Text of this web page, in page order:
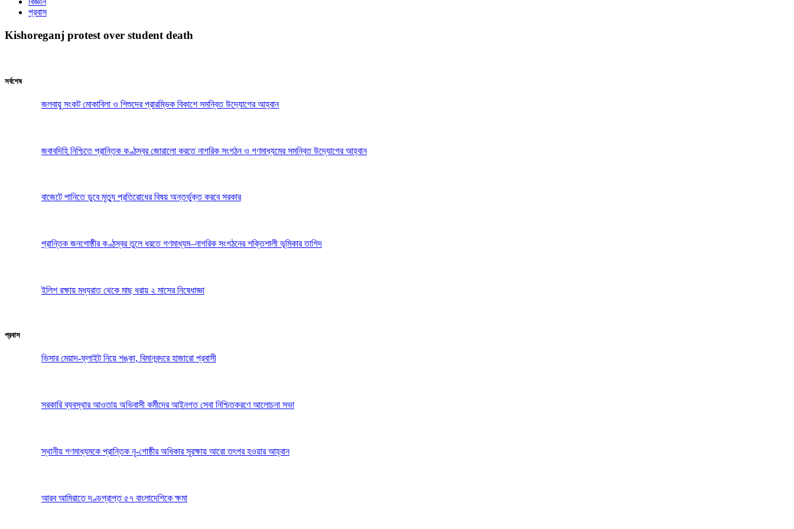
প্রবাস
Kishoreganj protest over student death
সর্বশেষ
জলবায়ু সংকট মোকাবিলা ও শিশুদের প্রারম্ভিক বিকাশে সমন্বিত উদ্যোগের আহ্বান
জবাবদিহি নিশ্চিতে প্রান্তিক কণ্ঠস্বর জোরালো করতে নাগরিক সংগঠন ও গণমাধ্যমের সমন্বিত উদ্যোগের আহ্বান
বাজেটে পানিতে ডুবে মৃত্যু প্রতিরোধের বিষয় অন্তর্ভুক্ত করবে সরকার
প্রান্তিক জনগোষ্ঠীর কণ্ঠস্বর তুলে ধরতে গণমাধ্যম–নাগরিক সংগঠনের শক্তিশালী ভূমিকার তাগিদ
ইলিশ রক্ষায় মধ্যরাত থেকে মাছ ধরায় ২ মাসের নিষেধাজ্ঞা
প্রবাস
ভিসার মেয়াদ-ফ্লাইট নিয়ে শঙ্কা, বিমানবন্দরে হাজারো প্রবাসী
সরকারি ব্যবস্থার আওতায় অভিবাসী কর্মীদের আইনগত সেবা নিশ্চিতকরণে আলোচনা সভা
স্থানীয় গণমাধ্যমকে প্রান্তিক নৃ-গোষ্ঠীর অধিকার সুরক্ষায় আরো তৎপর হওয়ার আহ্বান
আরব আমিরাতে দণ্ডপ্রাপ্ত ৫৭ বাংলাদেশিকে ক্ষমা